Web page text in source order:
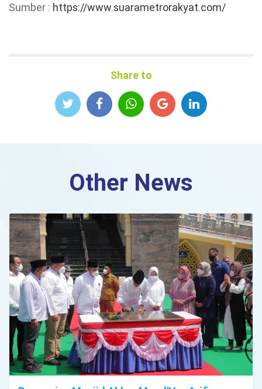
Sumber : https://www.suarametrorakyat.com/
Share to
Other News